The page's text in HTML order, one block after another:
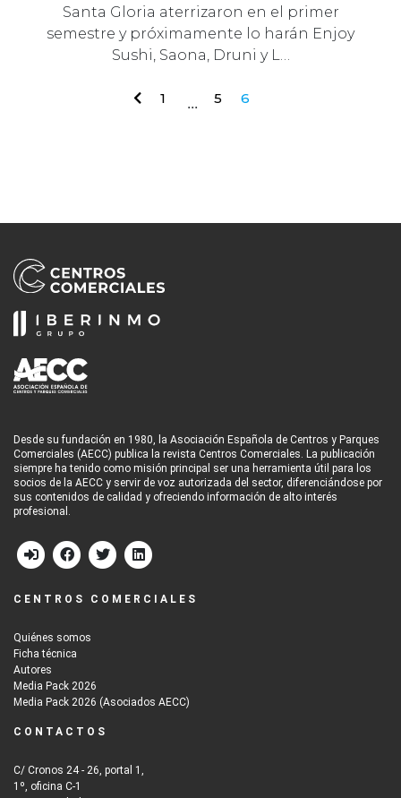
Santa Gloria aterrizaron en el primer
semestre y próximamente lo harán Enjoy
Sushi, Saona, Druni y L…
1 ... 5 6
Desde su fundación en 1980, la Asociación Española de Centros y Parques
Comerciales (AECC) publica la revista Centros Comerciales. La publicación
siempre ha tenido como misión principal ser una herramienta útil para los
socios de la AECC y servir de voz autorizada del sector, diferenciándose por
sus contenidos de calidad y ofreciendo información de alto interés
profesional.
CENTROS COMERCIALES
Quiénes somos
Ficha técnica
Autores
Media Pack 2026
Media Pack 2026 (Asociados AECC)
CONTACTOS
C/ Cronos 24 - 26, portal 1,
1º, oficina C-1